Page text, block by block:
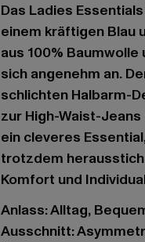
Das Ladies
einem kräftigen Blau
aus 100%
sich angenehm an.
schlichten Halbarm-
zur High-Waist-
ein cleveres
trotzdem
Komfort und
Anlass: Alltag,
Ausschnitt: